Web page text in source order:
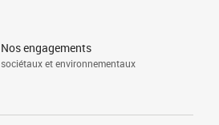
Nos engagements
sociétaux et environnementaux